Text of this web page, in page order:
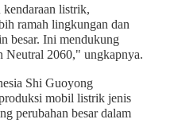
kendaraan listrik,
ramah lingkungan dan
besar. Ini mendukung
Neutral 2060," ungkapnya.
Shi Guoyong
mobil listrik jenis
perubahan besar dalam